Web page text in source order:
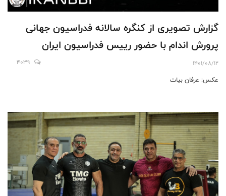
گزارش تصویری از کنگره سالانه فدراسیون جهانی
پرورش اندام با حضور رييس فدراسيون ايران
1401/08/12
4039
عكس: عرفان بيات